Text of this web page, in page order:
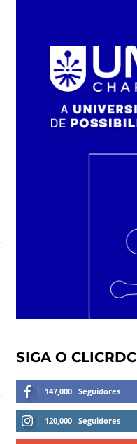
SIGA O CLICRDC
147,000 Seguidores
120,000 Seguidores